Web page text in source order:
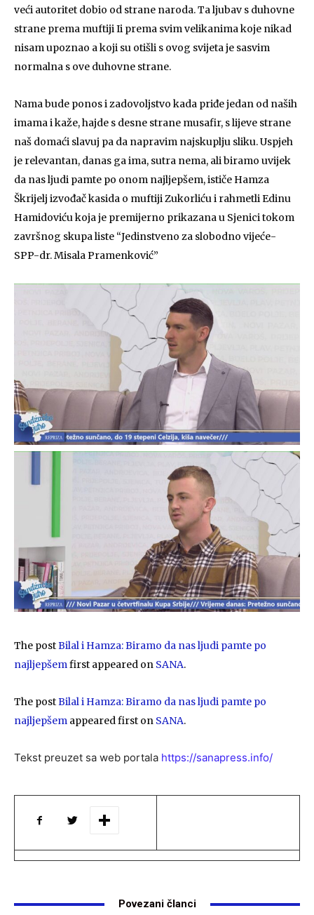
veći autoritet dobio od strane naroda. Ta ljubav s duhovne
strane prema muftiji Ii prema svim velikanima koje nikad
nisam upoznao a koji su otišli s ovog svijeta je sasvim
normalna s ove duhovne strane.
Nama bude ponos i zadovoljstvo kada priđe jedan od naših
imama i kaže, hajde s desne strane musafir, s lijeve strane
naš domaći slavuj pa da napravim najskuplju sliku. Uspjeh
je relevantan, danas ga ima, sutra nema, ali biramo uvijek
da nas ljudi pamte po onom najljepšem, ističe Hamza
Škrijelj izvođač kasida o muftiji Zukorliću i rahmetli Edinu
Hamidoviću koja je premijerno prikazana u Sjenici tokom
završnog skupa liste “Jedinstveno za slobodno vijeće-
SPP-dr. Misala Pramenković”
The postBilal i Hamza: Biramo da nas ljudi pamte po
najljepšemfirst appeared on SANA.
The postBilal i Hamza: Biramo da nas ljudi pamte po
najljepšem appeared first on SANA.
Tekst preuzet sa web portala https://sanapress.info/
Povezani članci